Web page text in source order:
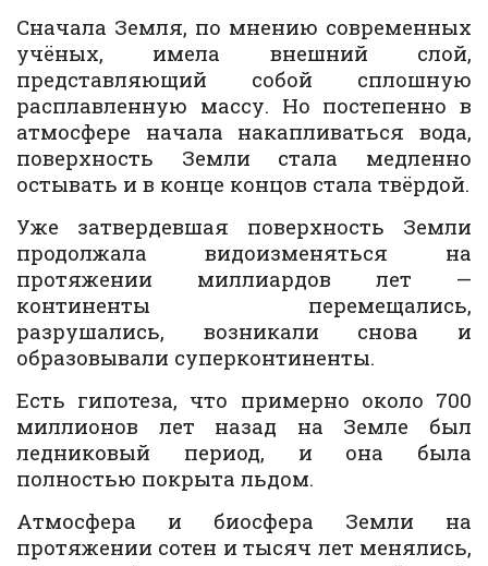
Сначала Земля, по мнению современных
учёных, имела внешний слой,
представляющий собой сплошную
расплавленную массу. Но постепенно в
атмосфере начала накапливаться вода,
поверхность Земли стала медленно
остывать и в конце концов стала твёрдой.
Уже затвердевшая поверхность Земли
продолжала видоизменяться на
протяжении миллиардов лет —
континенты перемещались,
разрушались, возникали снова и
образовывали суперконтиненты.
Есть гипотеза, что примерно около 700
миллионов лет назад на Земле был
ледниковый период, и она была
полностью покрыта льдом.
Атмосфера и биосфера Земли на
протяжении сотен и тысяч лет менялись,